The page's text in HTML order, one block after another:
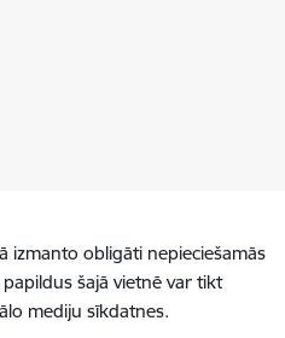
izmanto obligāti nepieciešamās
šajā vietnē var tikt
mediju sīkdatnes.